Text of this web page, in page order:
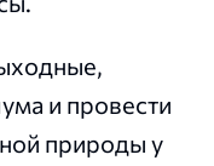
и провести
природы у